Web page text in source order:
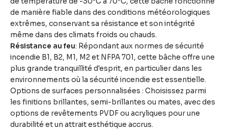
de manière fiable dans des conditions météorologiques
extrêmes, conservant sa résistance et son intégrité
même dans des climats froids ou chauds.
Résistance au feu: Répondant aux normes de sécurité
incendie B1, B2, M1, M2 et NFPA 701, cette bâche offre une
plus grande tranquillité d'esprit, en particulier dans les
environnements où la sécurité incendie est essentielle.
Options de surfaces personnalisées : Choisissez parmi
les finitions brillantes, semi-brillantes ou mates, avec des
options de revêtements PVDF ou acryliques pour une
durabilité et un attrait esthétique accrus.